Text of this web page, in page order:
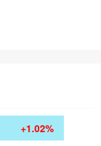
+1.02%